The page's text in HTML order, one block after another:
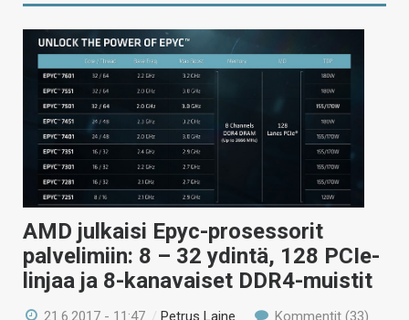
AMD julkaisi Epyc-prosessorit
palvelimiin: 8 – 32 ydintä, 128 PCIe-
linjaa ja 8-kanavaiset DDR4-muistit
21.6.2017 - 11:47 /Petrus Laine Kommentit (33)